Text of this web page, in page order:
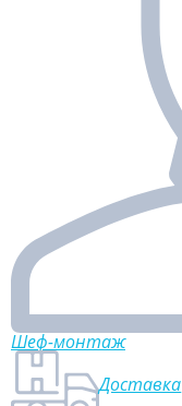
Шеф-монтаж
Доставка